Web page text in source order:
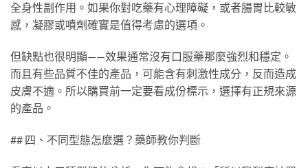
全身性副作用。如果你對吃藥有心理障礙，或者腸胃比較敏
感，凝膠或噴劑確實是值得考慮的選項。
但缺點也很明顯——效果通常沒有口服藥那麼強烈和穩定。
而且有些品質不佳的產品，可能含有刺激性成分，反而造成
皮膚不適。所以購買前一定要看成份標示，選擇有正規來源
的產品。
## 四、不同型態怎麼選？藥師教你判斷